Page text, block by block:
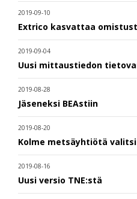
2019-09-10
Extrico kasvattaa
2019-09-04
Uusi mittaustiedon
2019-08-28
Jäseneksi BEAstiin
2019-08-20
Kolme metsäyhtiötä valitsi
2019-08-16
Uusi versio TNE:stä